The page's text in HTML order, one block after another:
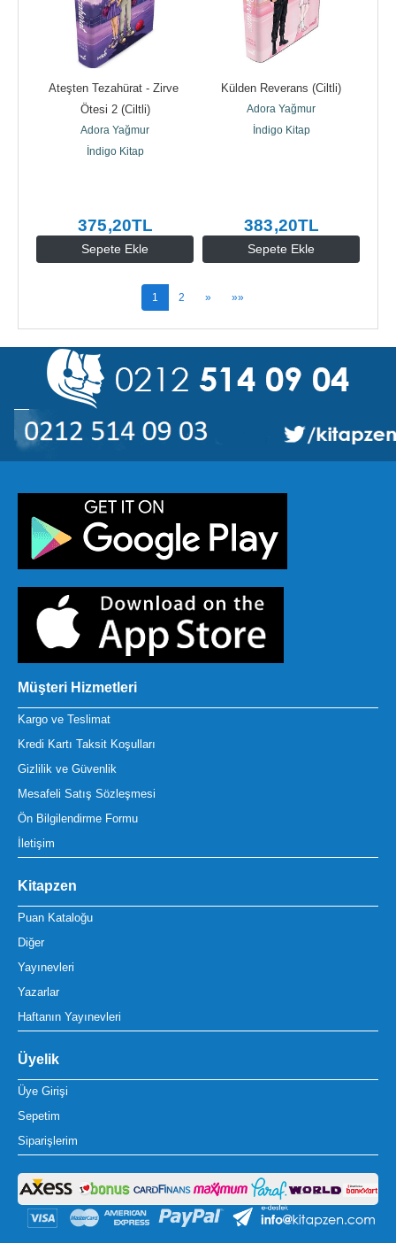
Sepete Ekle
Ateşten Tezahürat - Zirve
Ötesi 2 (Ciltli)
Adora Yağmur
İndigo Kitap
375,20TL
Sepete Ekle
Külden Reverans (Ciltli)
Adora Yağmur
İndigo Kitap
383,20TL
1 2 » »»
Müşteri Hizmetleri
Kargo ve Teslimat
Kredi Kartı Taksit Koşulları
Gizlilik ve Güvenlik
Mesafeli Satış Sözleşmesi
Ön Bilgilendirme Formu
İletişim
Kitapzen
Puan Kataloğu
Diğer
Yayınevleri
Yazarlar
Haftanın Yayınevleri
Üyelik
Üye Girişi
Sepetim
Siparişlerim